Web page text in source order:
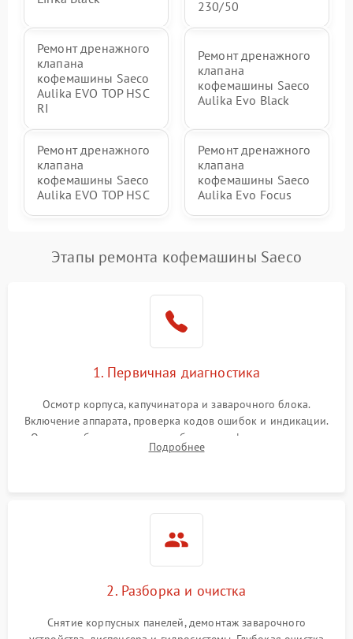
230/50
Ремонт дренажного
клапана
кофемашины Saeco
Aulika EVO TOP HSC
RI
Ремонт дренажного
клапана
кофемашины Saeco
Aulika Evo Black
Ремонт дренажного
клапана
кофемашины Saeco
Aulika EVO TOP HSC
Ремонт дренажного
клапана
кофемашины Saeco
Aulika Evo Focus
Этапы ремонта кофемашины Saeco
1. Первичная диагностика
Осмотр корпуса, капучинатора и заварочного блока.
Включение аппарата, проверка кодов ошибок и индикации.
Оценка работы помпы, термоблока и кофемолки на слух.
Измерение температуры и давления воды для выявления
Подробнее
2. Разборка и очистка
Снятие корпусных панелей, демонтаж заварочного